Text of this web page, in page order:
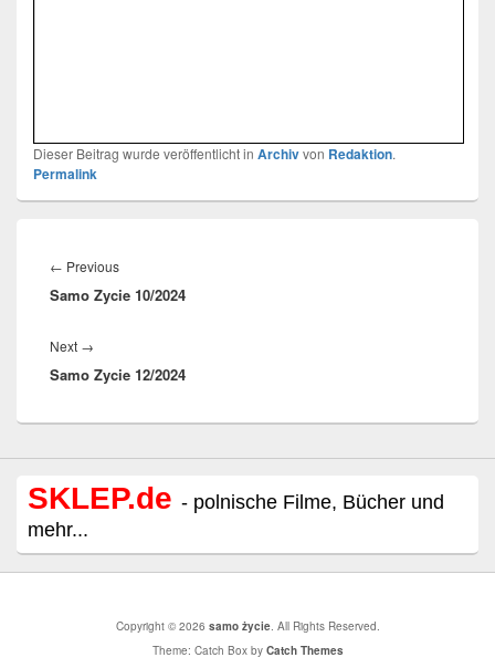
Dieser Beitrag wurde veröffentlicht in Archivvon Redaktion.
Permalink
← PreviousPrevious
post:
Samo Zycie 10/2024
Next →
post:
Samo Zycie 12/2024
SKLEP.de - polnische Filme, Bücher und
mehr...
Copyright © 2026 samo życie. All Rights Reserved.
Theme: Catch Box by Catch Themes